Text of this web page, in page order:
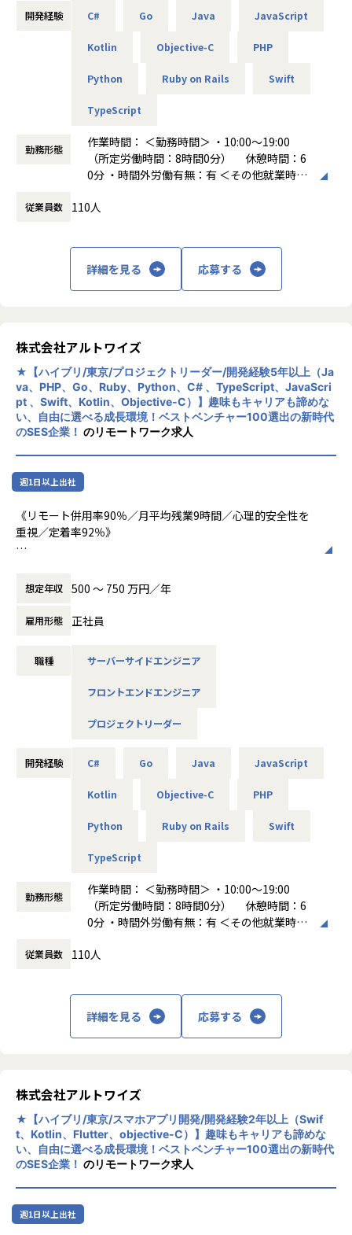
アルトワイズとは
「全てのエンジニアをプロフェッショナルに」というミッシ
「美しさ、賢さ、優しさ、楽しさを大切に」というビジョン
を掲げて取り組んでいます。
◤ーーーーーーーーーーーーーーーーーーーーーーーーーー
自由に 楽しく働きたいエンジニアが集う当社の魅力
◾️上場企業グループの安定基盤があるから、自由を実現！
弊社は上場企業グループの一員として安定した経営基盤を持
グループ会社のプロジェクトカンパニーは売上⾼100億円規
模以上の⼤⼿企業からの売上⾼が全社売上⾼の80%以上を占
める構成となっております。
なので、弊社は当該プライムアカウントに対してシステム開
発の側⾯からグループシナジーを発揮することができていま
す。
分で選べるエンジニア人生を！
万の案件からご希望に沿う20～30件の案件を提案いたしま
す。
その中から「面白そう」「身につけたいスキルに繋がる」と
技術スペシャリストとしてのキャリアパスも選択できます。
大手企業の上流工程案件やリモート案件もあり、自由度高く
成長できます。
・大手エンタメ系企業のサービスシステム開発
・大手マスメディアの環境構築・開発・検証
・大規模都市開発に関するビッグデータ分析システム開発
クリエイティブなエンジニアリングに必要な感性/アート脳
手当・ご当地手当などで、これらの手当を活用することで感
◾️納得の報酬体系：「エンジニアの能力が上がったのに、給
与が下がるのは理不尽」と考え、スキルレベルに応じた公正
5％。努力がダイレクトに収入へ反映される透明性の高い仕
◾️その他の制度&取り組み
└平均残業時間：9時間
└副業可能
└社内での仲間づくり：趣味やペット情報を共有するSlac
kのチャンネル、ゲーム部、社員旅行、大忘年会 など
└エンジニアサクセス本部：技術やエンジニア市場に精通
した社員が一人ひとりのキャリアに伴走。今の業務が将来に
と納得感を持って成長できる環境を整えています。
└社内での仲間づくり：趣味やペット情報を共有するSlac
kのチャンネル、ゲーム部、社員旅行、大忘年会 など
・大手オークションサイトのサービス・ツール開発／PHP
・大手流通企業の受発注、基幹システム開発／Java
ective-C、AndroidJava
★明確な評価制度で努力が報われる環境を整備★
エンジニア職位を9段階に分け、各職位に応じた年収・月
給・スキル要件を全社員に公開。公正にスキルを判断し最大
内での役割が上がる際には、昇給タイミングを待たず直ちに
★心理的安全性を重視した組織で定着率は92％を実現★
代表が心理的安全性アンバサダー協会の理事を務め、働く環
境・コミュニケーション環境・自己実現を最優先に経営。社
★エンジニアファーストな働き方★
リモート併用率90％、月平均残業9時間。会社としてもお客
様と調整し、残業を最小限にコントロール。
★「楽しみながらスキルアップできる」カルチャー★
手当・趣味休暇などユニークな制度を用意。
★選べるキャリアパス／案件選択制度★
現在、6万件以上／年間70万件以上のプロジェクトから自由
に選択可（1人に対して10～20の案件を紹介）TL、PL、PM
などのポジションなど希望できます！
◤ーーーーーーーーーーーーーーーーー
ーーーーーーーーーーーーーーーーー◢
ョンを実現するために
を掲げて取り組んでいます。
◤ーーーーーーーーーーーーーーーーーーーーーーーーーー
自由に 楽しく働きたいエンジニアが集う当社の魅力
◾️上場企業グループの安定基盤があるから、自由を実現！
つIT企業です。
11期連続黒字化しており、社員数は2023年31名、2024年71
名、2025年117名と毎年純増で成長を続けています。
模以上の⼤⼿企業からの売上⾼が全社売上⾼の80%以上を占
発の側⾯からグループシナジーを発揮することができていま
あなたのご経験やキャリアプランをヒアリングし、年間約70
万の案件からご希望に沿う20～30件の案件を提案いたしま
す。
その中から「面白そう」「身につけたいスキルに繋がる」と
感じる案件を、ご自身で選んで頂きます。
技術スペシャリストとしてのキャリアパスも選択できます。
大手企業の上流工程案件やリモート案件もあり、自由度高く
成長できます。
開発経験 C# Go Java JavaScript
Kotlin Objective-C PHP
Python Ruby on Rails Swift
TypeScript
勤務形態
作業時間： ＜勤務時間＞ ・10:00～19:00
（所定労働時間：8時間0分） 休憩時間：6
0分 ・時間外労働有無：有 ＜その他就業時間
働き方：
休憩時間： 60分
従業員数 110人
詳細を見る 応募する
株式会社アルトワイズ
★【ハイブリ/東京/プロジェクトリーダー/開発経験5年以上（Ja
va、PHP、Go、Ruby、Python、C# 、TypeScript、JavaScri
pt 、Swift、Kotlin、Objective-C）】趣味もキャリアも諦めな
い、自由に選べる成長環境！ベストベンチャー100選出の新時代
のSES企業！ のリモートワーク求人
週1日以上出社
《リモート併用率90％／月平均残業9時間／心理的安全性を
重視／定着率92％》
プロジェクトリーダーとしてプロジェクトの進捗管理、メン
バー管理、顧客折衝等の補佐を中心に携わっていただくポジ
ションです。
・プロジェクトの進捗管理の補佐
・顧客折衝
・開発業務 など
■案件の具体例
Python、AWS
・大手求人サイト／HTML、CSS、JQuery、Java
・有名アニメのキャラクターAI対話アプリ開発／Unity、obj
・クラウドサービス開発／Azure、AWS、GCP など
＼当社の特徴／
★明確な評価制度で努力が報われる環境を整備★
エンジニア職位を9段階に分け、各職位に応じた年収・月
限給与に還元。案件単価の還元率は最大95%！プロジェクト
昇給反映。
★心理的安全性を重視した組織で定着率は92％を実現★
代表が心理的安全性アンバサダー協会の理事を務め、働く環
築ける環境。
★エンジニアファーストな働き方★
リモート併用率90％、月平均残業9時間。会社としてもお客
様と調整し、残業を最小限にコントロール。
★「楽しみながらスキルアップできる」カルチャー★
趣味やプライベートの充実が仕事の質を高めると考え、趣味
手当・趣味休暇などユニークな制度を用意。
想定年収 500 〜 750 万円／年
雇用形態 正社員
職種 サーバーサイドエンジニア
フロントエンドエンジニア
プロジェクトリーダー
開発経験 C# Go Java JavaScript
Kotlin Objective-C PHP
Python Ruby on Rails Swift
TypeScript
勤務形態
作業時間： ＜勤務時間＞ ・10:00～19:00
（所定労働時間：8時間0分） 休憩時間：6
0分 ・時間外労働有無：有 ＜その他就業時間
働き方：
休憩時間： 60分
従業員数 110人
詳細を見る 応募する
株式会社アルトワイズ
★【ハイブリ/東京/スマホアプリ開発/開発経験2年以上（Swif
t、Kotlin、Flutter、objective-C）】趣味もキャリアも諦めな
い、自由に選べる成長環境！ベストベンチャー100選出の新時代
のSES企業！ のリモートワーク求人
週1日以上出社